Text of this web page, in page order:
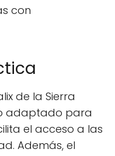
con
de la Sierra
adaptado para
el acceso a las
Además, el